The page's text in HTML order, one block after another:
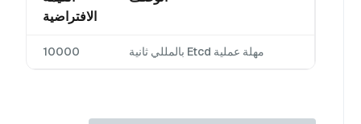
الافتراضية
مهلة عملية Etcd بالمللي ثانية 10000